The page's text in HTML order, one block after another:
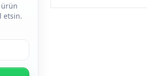
ürün
etsin.